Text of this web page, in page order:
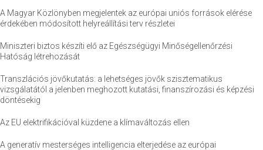
A Magyar Közlönyben megjelentek az európai uniós források elérése
érdekében módosított helyreállítási terv részletei
Miniszteri biztos készíti elő az Egészségügyi Minőségellenőrzési
Hatóság létrehozását
Transzlációs jövőkutatás: a lehetséges jövők szisztematikus
vizsgálatától a jelenben meghozott kutatási, finanszírozási és képzési
döntésekig
Az EU elektrifikációval küzdene a klímaváltozás ellen
A generatív mesterséges intelligencia elterjedése az európai